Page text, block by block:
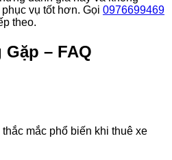
vụ tốt hơn. Gọi 0976699469
theo.
– FAQ
mắc phổ biến khi thuê xe